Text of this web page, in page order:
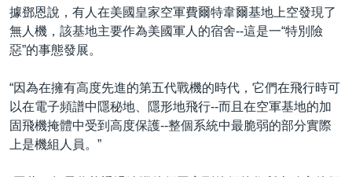
據鄧恩說，有人在美國皇家空軍費爾特韋爾基地上空發現了
無人機，該基地主要作為美國軍人的宿舍--這是一“特別險
惡”的事態發展。
“因為在擁有高度先進的第五代戰機的時代，它們在飛行時可
以在電子頻譜中隱秘地、隱形地飛行--而且在空軍基地的加
固飛機掩體中受到高度保護--整個系統中最脆弱的部分實際
上是機組人員。”